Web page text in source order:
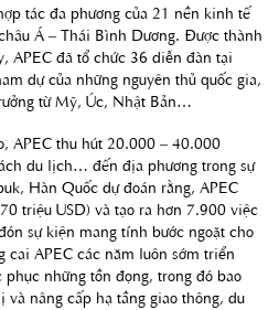
tác đa phương của 21 nền kinh tế
Á – Thái Bình Dương. Được thành
APEC đã tổ chức 36 diễn đàn tại
dự của những nguyên thủ quốc gia,
từ Mỹ, Úc, Nhật Bản…
APEC thu hút 20.000 – 40.000
du lịch… đến địa phương trong sự
Hàn Quốc dự đoán rằng, APEC
triệu USD) và tạo ra hơn 7.900 việc
sự kiện mang tính bước ngoặt cho
cai APEC các năm luôn sớm triển
những tồn đọng, trong đó bao
nâng cấp hạ tầng giao thông, du